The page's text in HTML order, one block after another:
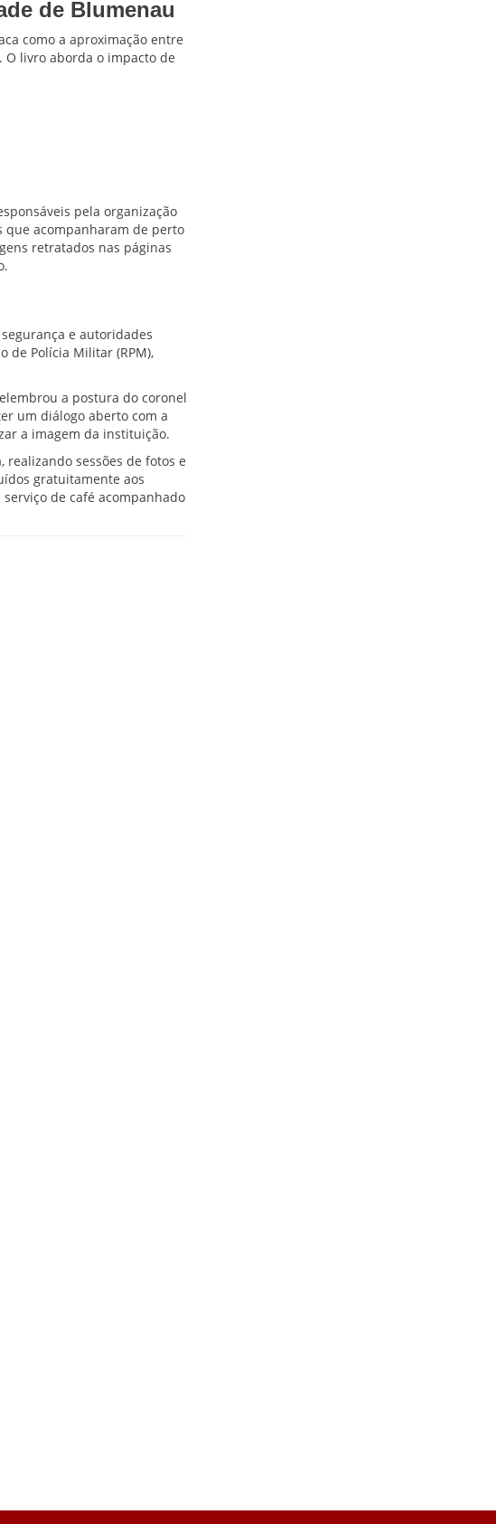
de Blumenau
como a aproximação entre
O livro aborda o impacto de
pela organização
acompanharam de perto
retratados nas páginas
e autoridades
de Polícia Militar (RPM),
a postura do coronel
um diálogo aberto com a
a imagem da instituição.
sessões de fotos e
gratuitamente aos
de café acompanhado